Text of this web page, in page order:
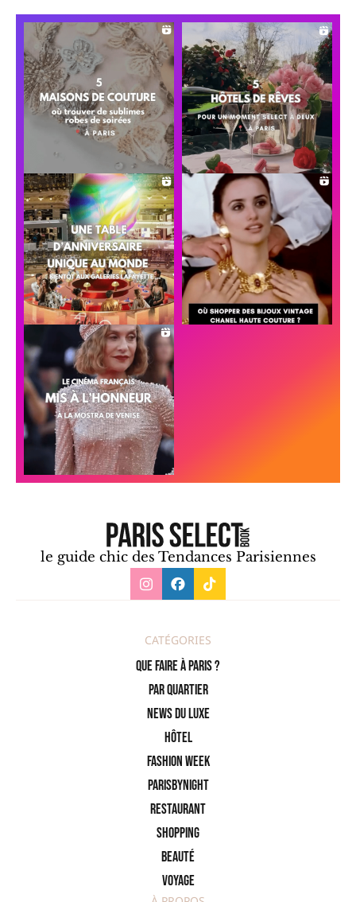
le guide chic des Tendances Parisiennes
CATÉGORIES
Que faire à Paris ?
PAR QUARTIER
News du Luxe
Hôtel
Fashion Week
ParisByNight
Restaurant
Shopping
Beauté
Voyage